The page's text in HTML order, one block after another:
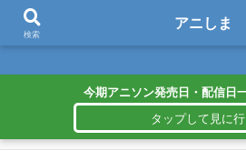
アニしま
今期アニソン発売日・配信日
検索
アニしま